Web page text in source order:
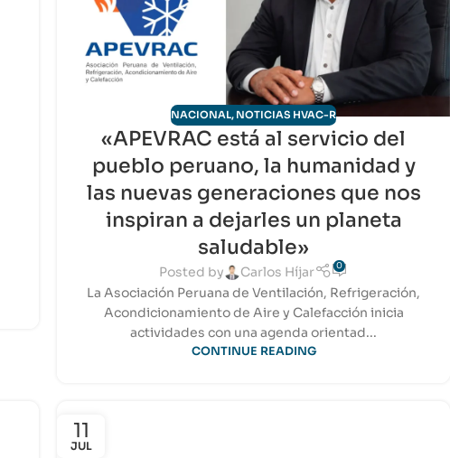
NACIONAL, NOTICIAS HVAC-R
«APEVRAC está al servicio del
pueblo peruano, la humanidad y
las nuevas generaciones que nos
inspiran a dejarles un planeta
saludable»
Posted by Carlos Híjar 0
La Asociación Peruana de Ventilación, Refrigeración,
Acondicionamiento de Aire y Calefacción inicia
actividades con una agenda orientad...
CONTINUE READING
11
JUL